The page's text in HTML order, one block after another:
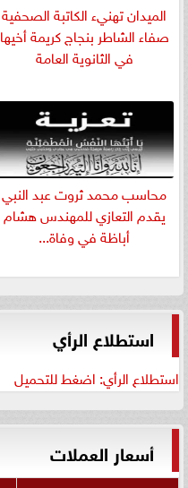
الميدان تهنيء الكاتبة الصحفية
صفاء الشاطر بنجاج كريمة أخيها
في الثانوية العامة
​محاسب محمد ثروت عبد النبي
يقدم التعازي للمهندس هشام
أباظة في وفاة...
استطلاع الرأي
استطلاع الرأي: اضغط للتحميل
أسعار العملات